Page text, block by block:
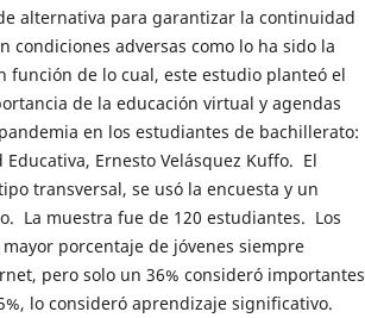
alternativa para garantizar la continuidad
condiciones adversas como lo ha sido la
función de lo cual, este estudio planteó el
de la educación virtual y agendas
en los estudiantes de bachillerato:
Ernesto Velásquez Kuffo. El
transversal, se usó la encuesta y un
La muestra fue de 120 estudiantes. Los
porcentaje de jóvenes siempre
pero solo un 36% consideró importantes
lo consideró aprendizaje significativo.